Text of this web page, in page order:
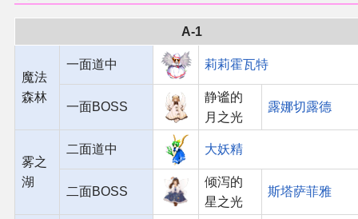
A-1
魔法
森林
一面道中 莉莉霍瓦特
一面BOSS
静谧的
月之光
露娜切露德
雾之
湖
二面道中 大妖精
二面BOSS
倾泻的
星之光
斯塔萨菲雅